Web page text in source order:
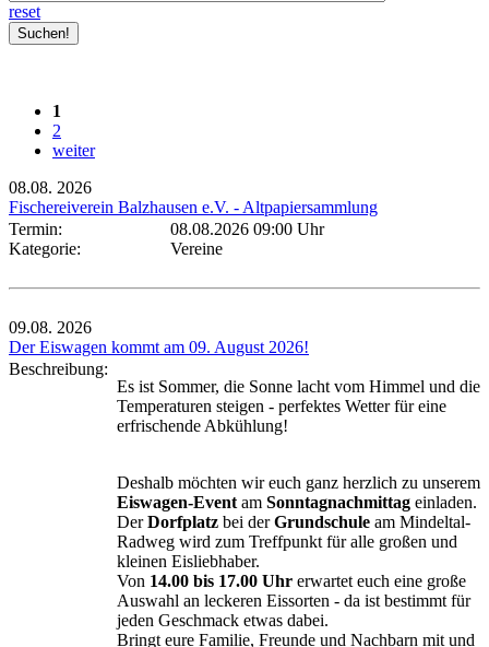
reset
1
2
weiter
08.08. 2026
Fischereiverein Balzhausen e.V. - Altpapiersammlung
Termin:
08.08.2026 09:00 Uhr
Kategorie:
Vereine
09.08. 2026
Der Eiswagen kommt am 09. August 2026!
Beschreibung:
Es ist Sommer, die Sonne lacht vom Himmel und die
Temperaturen steigen - perfektes Wetter für eine
erfrischende Abkühlung!
Deshalb möchten wir euch ganz herzlich zu unserem
Eiswagen-Event am Sonntagnachmittag einladen.
DerDorfplatz bei derGrundschule am Mindeltal-
Radweg wird zum Treffpunkt für alle großen und
kleinen Eisliebhaber.
Von 14.00 bis 17.00 Uhr erwartet euch eine große
Auswahl an leckeren Eissorten - da ist bestimmt für
jeden Geschmack etwas dabei.
Bringt eure Familie, Freunde und Nachbarn mit und